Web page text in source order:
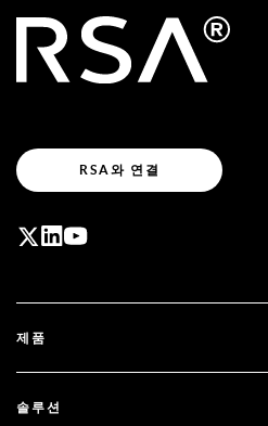
RSA와 연결
제품
솔루션